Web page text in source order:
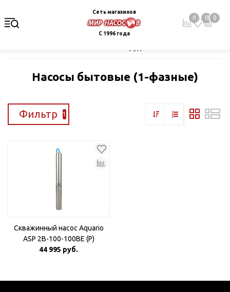
Сеть магазинов
С 1996 года
0 0 0
Насосы бытовые (1-фазные)
Фильтр 1
Скважинный насос Aquario
ASP 2B-100-100BE (P)
Плавный пуск
44 995 руб.